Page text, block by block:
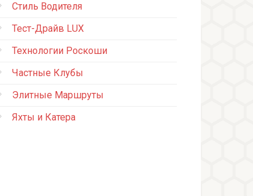
Стиль Водителя
Тест-Драйв LUX
Технологии Роскоши
Частные Клубы
Элитные Маршруты
Яхты и Катера